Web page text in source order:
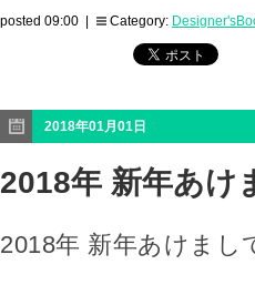
posted 09:00 | Category:
2018年01月01日
2018年 新年あけ
2018年 新年あけま